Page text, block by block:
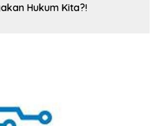
Hukum Kita?!